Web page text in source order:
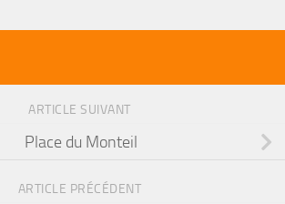
ARTICLE SUIVANT
Place du Monteil
ARTICLE PRÉCÉDENT